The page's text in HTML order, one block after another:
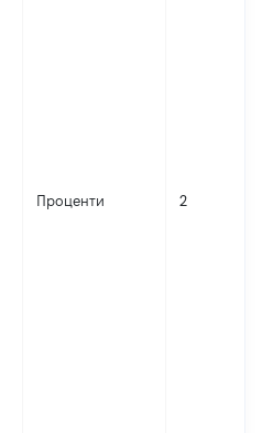
Проценти 2